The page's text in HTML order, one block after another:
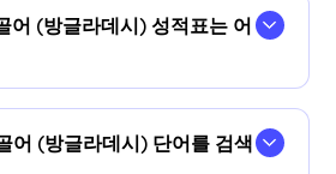
니다.Google Meet 세션 후에 벵
대화 내용을 수신하려면 언어 환
글라데시) 로 설정하세요.
(방글라데시) 성적표는 어
) 성적표는 다음 위치에 저장됩
크립션 대시보드, Chrome 확장
액세스하거나 URL.
어 (방글라데시) 단어를 검색